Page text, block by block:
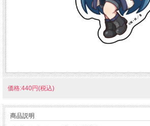
価格:440円(税込)
商品説明